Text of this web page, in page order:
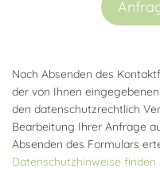
Nach Absenden des
der von Ihnen
den datenschutzrechtlich
Bearbeitung Ihrer Anfrage
Absenden des Formulars
Datenschutzhinweise finden